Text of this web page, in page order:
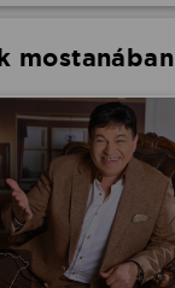
mostanában